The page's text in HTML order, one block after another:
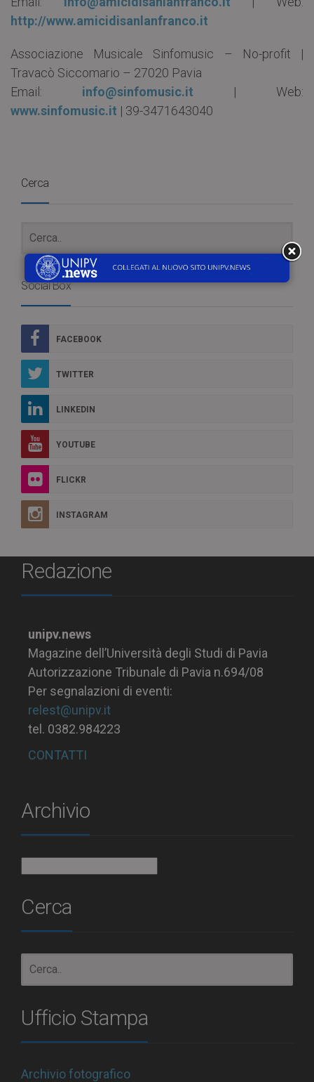
http://www.amicidisanlanfranco.it
Associazione Musicale Sinfomusic – No-profit |
Travacò Siccomario – 27020 Pavia
Email: info@sinfomusic.it | Web:
www.sinfomusic.it | 39-3471643040
Cerca
Social Box
FACEBOOK
TWITTER
LINKEDIN
YOUTUBE
FLICKR
INSTAGRAM
Redazione
unipv.news
Magazine dell’Università degli Studi di Pavia
Autorizzazione Tribunale di Pavia n.694/08
Per segnalazioni di eventi:
relest@unipv.it
tel. 0382.984223
CONTATTI
Archivio
Cerca
Ufficio Stampa
Archivio fotografico